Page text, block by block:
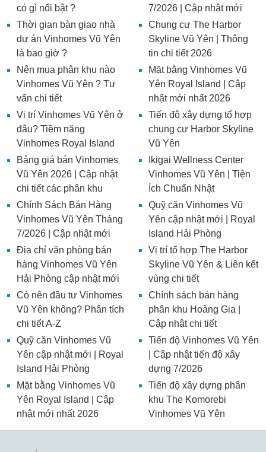
7/2026 | Cập nhật mới
Chung cư The Harbor
Skyline Vũ Yên | Thông
tin chi tiết 2026
Mặt bằng Vinhomes Vũ
Yên Royal Island | Cập
nhật mới nhất 2026
Tiến độ xây dựng tổ hợp
chung cư Harbor Skyline
Vũ Yên
Ikigai Wellness Center
Vinhomes Vũ Yên | Tiện
Ích Chuẩn Nhật
Quỹ căn Vinhomes Vũ
Yên cập nhật mới | Royal
Island Hải Phòng
Vị trí tổ hợp The Harbor
Skyline Vũ Yên & Liên kết
vùng chi tiết
Chính sách bán hàng
phân khu Hoàng Gia |
Cập nhật chi tiết
Tiến độ Vinhomes Vũ Yên
| Cập nhật tiến độ xây
dựng 7/2026
Tiến độ xây dựng phân
khu The Komorebi
Vinhomes Vũ Yên
có gì nổi bật ?
Thời gian bàn giao nhà
dự án Vinhomes Vũ Yên
là bao giờ ?
Nên mua phân khu nào
Vinhomes Vũ Yên ? Tư
vấn chi tiết
Vị trí Vinhomes Vũ Yên ở
đâu? Tiềm năng
Vinhomes Royal Island
Bảng giá bán Vinhomes
Vũ Yên 2026 | Cập nhật
chi tiết các phân khu
Chính Sách Bán Hàng
Vinhomes Vũ Yên Tháng
7/2026 | Cập nhật mới
Địa chỉ văn phòng bán
hàng Vinhomes Vũ Yên
Hải Phòng cập nhật mới
Có nên đầu tư Vinhomes
Vũ Yên không? Phân tích
chi tiết A-Z
Quỹ căn Vinhomes Vũ
Yên cập nhật mới | Royal
Island Hải Phòng
Mặt bằng Vinhomes Vũ
Yên Royal Island | Cập
nhật mới nhất 2026